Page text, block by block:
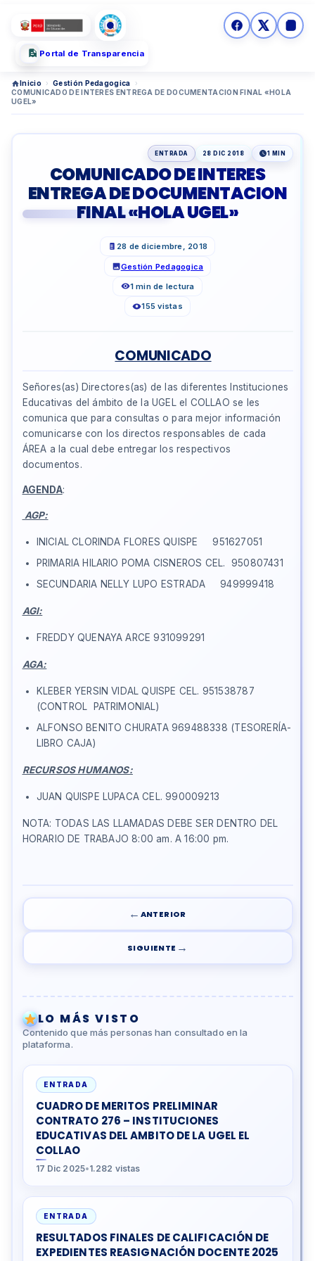
Portal de Transparencia
Inicio › Gestión Pedagogica
›
COMUNICADO DE INTERES ENTREGA DE DOCUMENTACION FINAL «HOLA
UGEL»
ENTRADA 28 DIC 2018 1 MIN
COMUNICADO DE INTERES
ENTREGA DE DOCUMENTACION
FINAL «HOLA UGEL»
28 de diciembre, 2018
Gestión Pedagogica
1 min de lectura
155 vistas
COMUNICADO
Señores(as) Directores(as) de las diferentes Instituciones
Educativas del ámbito de la UGEL el COLLAO se les
comunica que para consultas o para mejor información
comunicarse con los directos responsables de cada
ÁREA a la cual debe entregar los respectivos
documentos.
AGENDA:
AGP:
INICIAL CLORINDA FLORES QUISPE 951627051
PRIMARIA HILARIO POMA CISNEROS CEL. 950807431
SECUNDARIA NELLY LUPO ESTRADA 949999418
AGI:
FREDDY QUENAYA ARCE 931099291
AGA:
KLEBER YERSIN VIDAL QUISPE CEL. 951538787
(CONTROL PATRIMONIAL)
ALFONSO BENITO CHURATA 969488338 (TESORERÍA-
LIBRO CAJA)
RECURSOS HUMANOS:
JUAN QUISPE LUPACA CEL. 990009213
NOTA: TODAS LAS LLAMADAS DEBE SER DENTRO DEL
HORARIO DE TRABAJO 8:00 am. A 16:00 pm.
← ANTERIOR
SIGUIENTE →
LO MÁS VISTO
Contenido que más personas han consultado en la
plataforma.
ENTRADA
CUADRO DE MERITOS PRELIMINAR
CONTRATO 276 – INSTITUCIONES
EDUCATIVAS DEL AMBITO DE LA UGEL EL
COLLAO
17 Dic 2025•1.282 vistas
ENTRADA
RESULTADOS FINALES DE CALIFICACIÓN DE
EXPEDIENTES REASIGNACIÓN DOCENTE 2025